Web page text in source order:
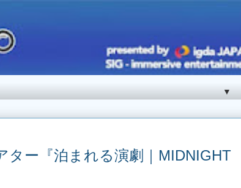
▼
ター『泊まれる演劇｜MIDNIGHT